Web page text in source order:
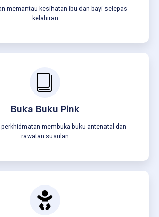
memantau kesihatan ibu dan bayi selepas
kelahiran
Buka Buku Pink
membuka buku antenatal dan
rawatan susulan